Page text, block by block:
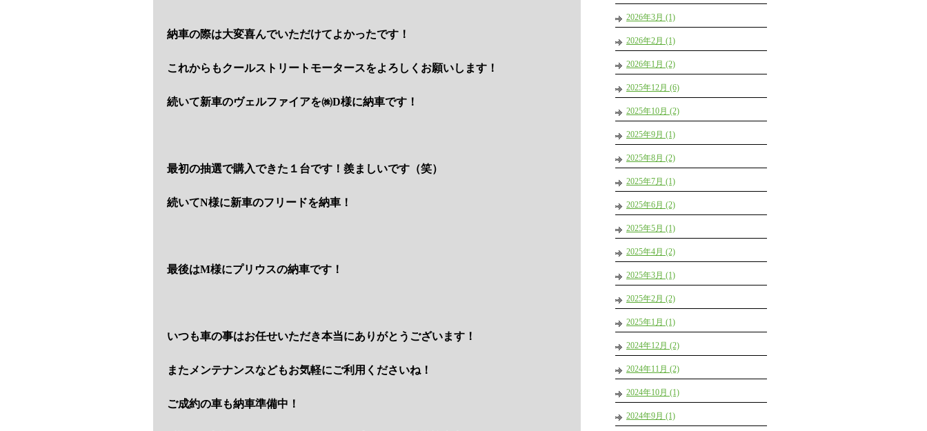
納車の際は大変喜んでいただけてよかったです！
これからもクールストリートモータースをよろしくお願いします！
続いて新車のヴェルファイアを㈱D様に納車です！
最初の抽選で購入できた１台です！羨ましいです（笑）
続いてN様に新車のフリードを納車！
最後はM様にプリウスの納車です！
いつも車の事はお任せいただき本当にありがとうございます！
またメンテナンスなどもお気軽にご利用くださいね！
ご成約の車も納車準備中！
2026年3月 (1)
2026年2月 (1)
2026年1月 (2)
2025年12月 (6)
2025年10月 (2)
2025年9月 (1)
2025年8月 (2)
2025年7月 (1)
2025年6月 (2)
2025年5月 (1)
2025年4月 (2)
2025年3月 (1)
2025年2月 (2)
2025年1月 (1)
2024年12月 (2)
2024年11月 (2)
2024年10月 (1)
2024年9月 (1)